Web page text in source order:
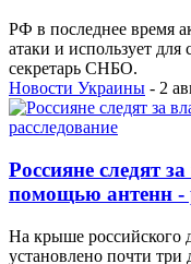
РФ в последнее время
атаки и использует
секретарь СНБО.
Новости Украины - 2
Россияне следят
помощью антенн -
На крыше российского
установлено почти три